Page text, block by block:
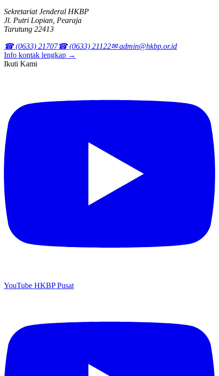
Sekretariat Jenderal HKBP
Jl. Putri Lopian, Pearaja
Tarutung 22413
☎ (0633) 21707☎ (0633) 21122✉ admin@hkbp.or.id
Info kontak lengkap →
Ikuti Kami
YouTube HKBP Pusat